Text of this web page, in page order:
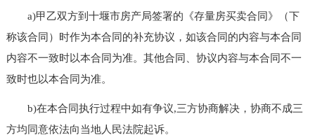
a)甲乙双方到十堰市房产局签署的《存量房买卖合同》（下
称该合同）时作为本合同的补充协议，如该合同的内容与本合同
内容不一致时以本合同为准。其他合同、协议内容与本合同不一
致时也以本合同为准。
b)在本合同执行过程中如有争议,三方协商解决，协商不成三
方均同意依法向当地人民法院起诉。